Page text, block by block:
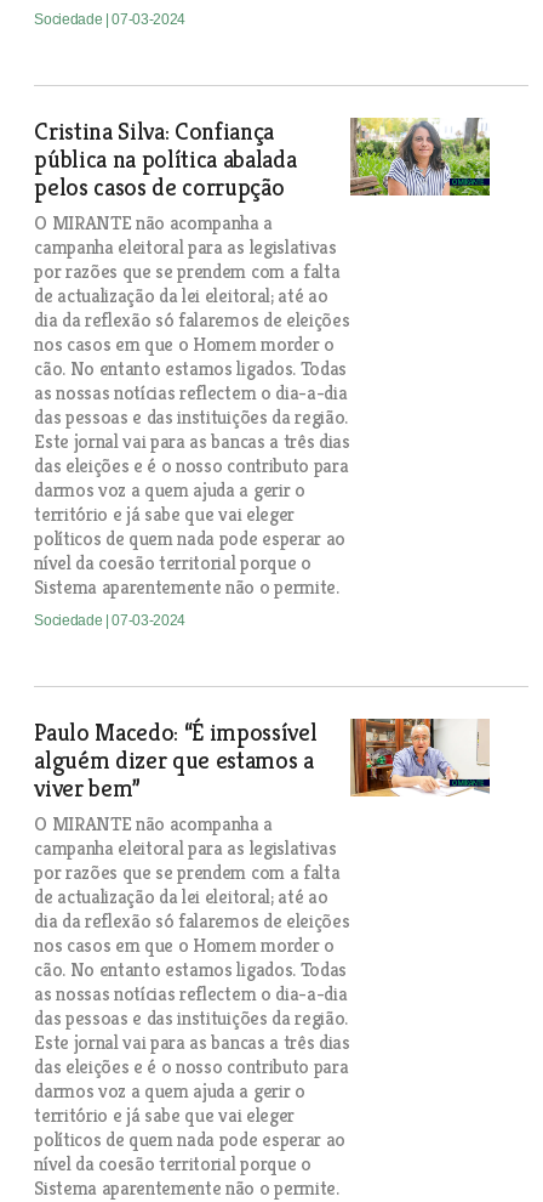
Sociedade | 07-03-2024
Cristina Silva: Confiança
pública na política abalada
pelos casos de corrupção
O MIRANTE não acompanha a
campanha eleitoral para as legislativas
por razões que se prendem com a falta
de actualização da lei eleitoral; até ao
dia da reflexão só falaremos de eleições
nos casos em que o Homem morder o
cão. No entanto estamos ligados. Todas
as nossas notícias reflectem o dia-a-dia
das pessoas e das instituições da região.
Este jornal vai para as bancas a três dias
das eleições e é o nosso contributo para
darmos voz a quem ajuda a gerir o
território e já sabe que vai eleger
políticos de quem nada pode esperar ao
nível da coesão territorial porque o
Sistema aparentemente não o permite.
Sociedade | 07-03-2024
Paulo Macedo: “É impossível
alguém dizer que estamos a
viver bem”
O MIRANTE não acompanha a
campanha eleitoral para as legislativas
por razões que se prendem com a falta
de actualização da lei eleitoral; até ao
dia da reflexão só falaremos de eleições
nos casos em que o Homem morder o
cão. No entanto estamos ligados. Todas
as nossas notícias reflectem o dia-a-dia
das pessoas e das instituições da região.
Este jornal vai para as bancas a três dias
das eleições e é o nosso contributo para
darmos voz a quem ajuda a gerir o
território e já sabe que vai eleger
políticos de quem nada pode esperar ao
nível da coesão territorial porque o
Sistema aparentemente não o permite.